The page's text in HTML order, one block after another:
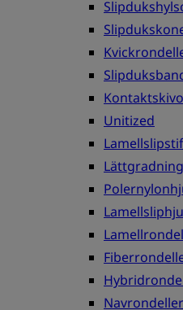
Unitized
Navrondeller